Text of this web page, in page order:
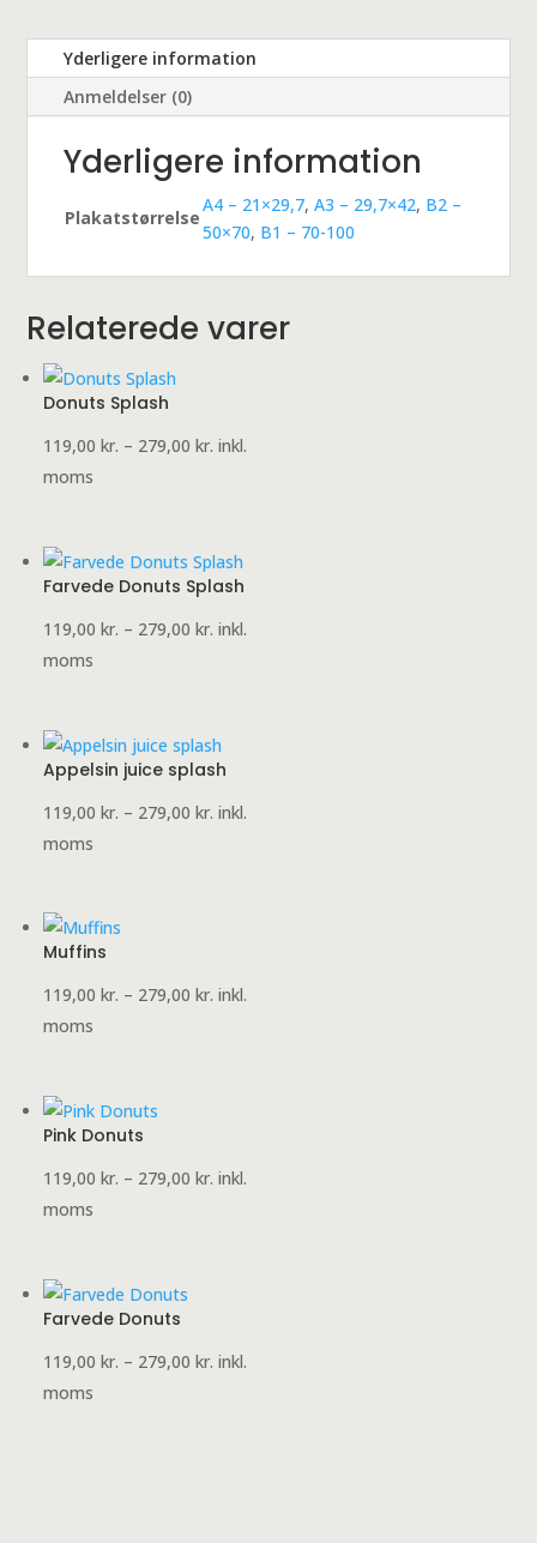
Yderligere information
Anmeldelser (0)
Yderligere information
Plakatstørrelse
A4 – 21×29,7,A3 – 29,7×42, B2 –
50×70, B1 – 70-100
Relaterede varer
Donuts Splash
119,00kr. – 279,00kr. Prisinterval:
inkl.
moms
Farvede Donuts Splash
119,00kr. – 279,00kr. Prisinterval:
inkl.
moms
Appelsin juice splash
119,00kr. – 279,00kr. Prisinterval:
inkl.
moms
Muffins
119,00kr. – 279,00kr. Prisinterval:
inkl.
moms
Pink Donuts
119,00kr. – 279,00kr. Prisinterval:
inkl.
moms
Farvede Donuts
119,00kr. – 279,00kr. Prisinterval:
inkl.
moms